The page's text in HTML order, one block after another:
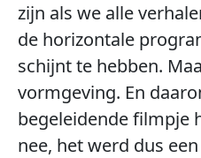
zijn als we alle
de horizontale
schijnt te hebben.
vormgeving. En
begeleidende filmpje
nee, het werd dus